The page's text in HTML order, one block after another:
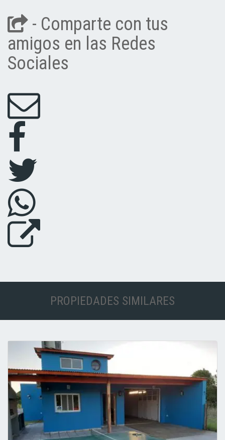
- Comparte con tus
amigos en las Redes
Sociales
PROPIEDADES SIMILARES